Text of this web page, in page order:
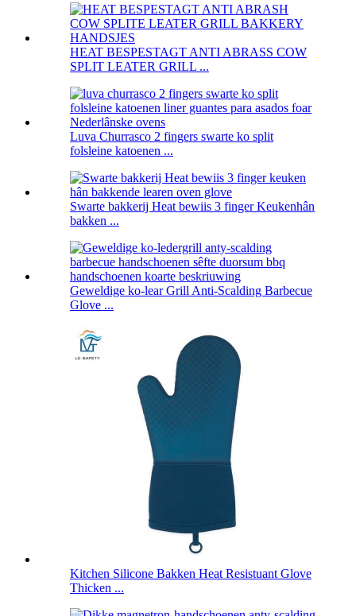
HEAT BESPESTAGT ANTI ABRASS COW
SPLIT LEATER GRILL ...
Luva Churrasco 2 fingers swarte ko split
folsleine katoenen ...
Swarte bakkerij Heat bewiis 3 finger Keukenhân
bakken ...
Geweldige ko-lear Grill Anti-Scalding Barbecue
Glove ...
Kitchen Silicone Bakken Heat Resistuant Glove
Thicken ...